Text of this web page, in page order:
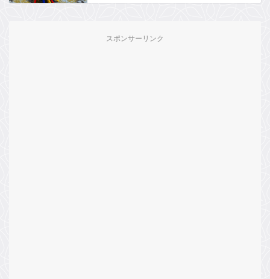
スポンサーリンク